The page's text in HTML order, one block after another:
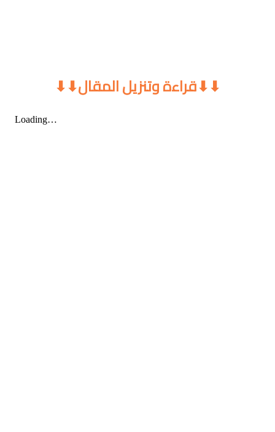
⬇⬇قراءة وتنزيل المقال⬇⬇